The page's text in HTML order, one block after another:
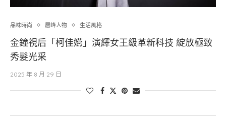
品味時尚 層峰⼈物 生活風格
金鐘視后「柯佳嬿」演繹女王級革新科技 綻放極致
秀髮光采
2025 年 8 月 29 日